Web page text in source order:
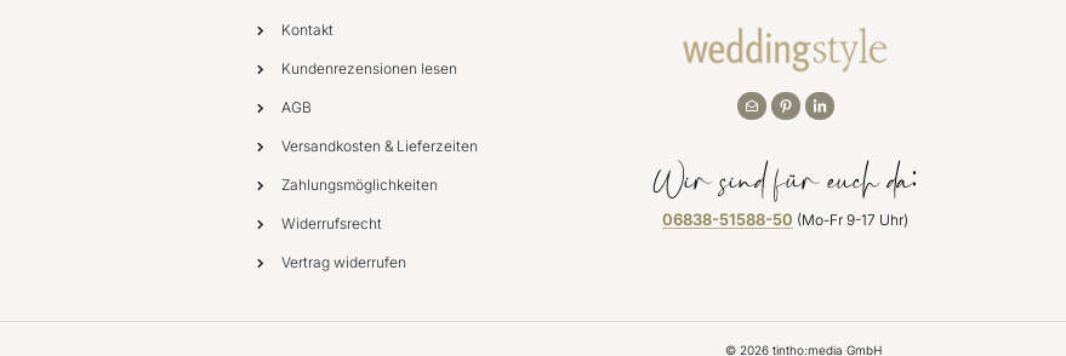
Kontakt
Kundenrezensionen lesen
AGB
Versandkosten & Lieferzeiten
Zahlungsmöglichkeiten
Widerrufsrecht
Vertrag widerrufen
Wir sind für euch da:
06838-51588-50 (Mo-Fr 9-17 Uhr)
© 2026tintho:media GmbH